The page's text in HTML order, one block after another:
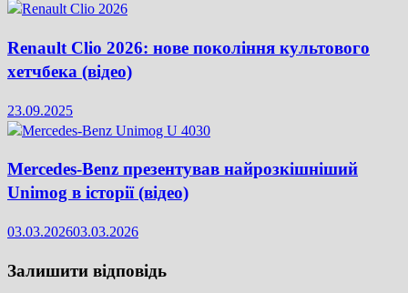
Renault Clio 2026: нове покоління культового
хетчбека (відео)
23.09.2025
Mercedes-Benz презентував найрозкішніший
Unimog в історії (відео)
03.03.202603.03.2026
Залишити відповідь